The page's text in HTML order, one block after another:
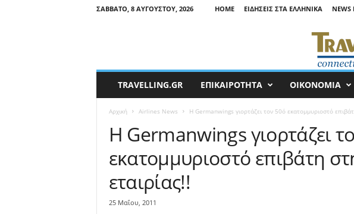
ΣΆΒΒΑΤΟ, 8 ΑΥΓΟΎΣΤΟΥ, 2026 HOME ΕΙΔΉΣΕΙΣ ΣΤΑ ΕΛΛΗΝΙΚΆ NEWS
a
TRAVELLING.GR ΕΠΙΚΑΙΡΟΤΗΤΑ ΟΙΚΟΝΟΜΙΑ
Αρχική Airlines News Η Germanwings γιορτάζει τον 50ό εκατομμυριοστό
Η Germanwings γιορτάζει
εκατομμυριοστό επιβάτη
εταιρίας!!
25 Μαΐου, 2011